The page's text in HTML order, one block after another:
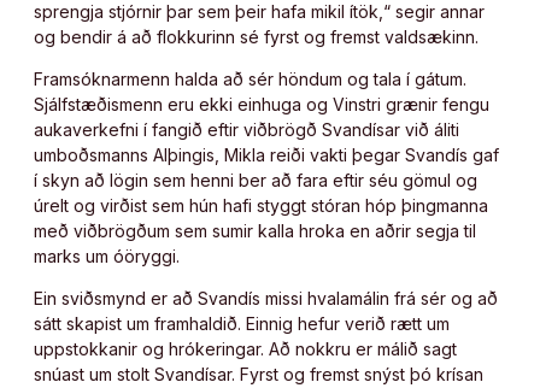
sprengja stjórnir þar sem þeir hafa mikil ítök,“ segir annar
og bendir á að flokkurinn sé fyrst og fremst valdsækinn.
Framsóknarmenn halda að sér höndum og tala í gátum.
Sjálfstæðismenn eru ekki einhuga og Vinstri grænir fengu
aukaverkefni í fangið eftir viðbrögð Svandísar við áliti
umboðsmanns Alþingis, Mikla reiði vakti þegar Svandís gaf
í skyn að lögin sem henni ber að fara eftir séu gömul og
úrelt og virðist sem hún hafi styggt stóran hóp þingmanna
með viðbrögðum sem sumir kalla hroka en aðrir segja til
marks um óöryggi.
Ein sviðsmynd er að Svandís missi hvalamálin frá sér og að
sátt skapist um framhaldið. Einnig hefur verið rætt um
uppstokkanir og hrókeringar. Að nokkru er málið sagt
snúast um stolt Svandísar. Fyrst og fremst snýst þó krísan